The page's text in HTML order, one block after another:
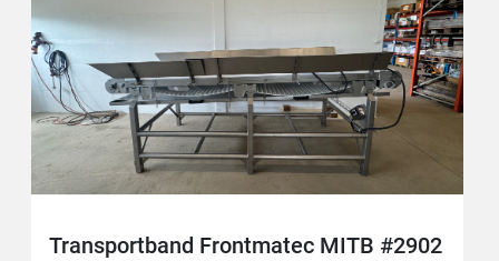
Transportband Frontmatec MITB #2902